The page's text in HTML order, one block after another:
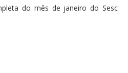
do mês de janeiro do Sesc